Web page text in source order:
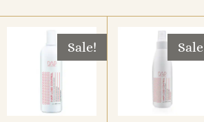
Sale!